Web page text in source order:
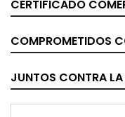
CERTIFICADO
COMPROMETIDOS
JUNTOS CONTRA LA